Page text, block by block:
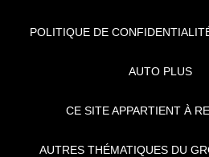
POLITIQUE DE
AUTO PLUS
CE SITE APPARTIENT À
AUTRES THÉMATIQUES DU